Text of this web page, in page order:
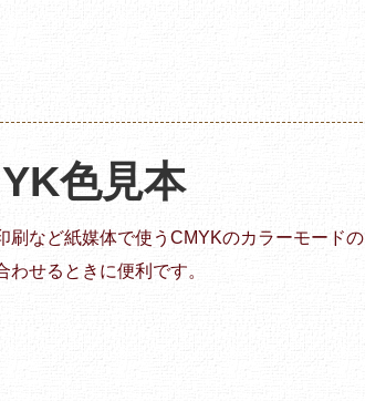
色見本
など紙媒体で使うCMYKのカラーモードの
せるときに便利です。